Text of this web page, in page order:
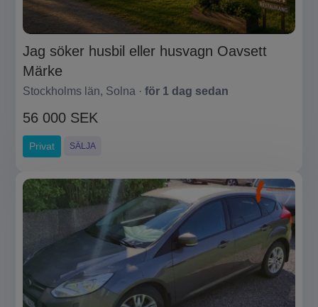
Jag söker husbil eller husvagn Oavsett
Märke
Stockholms län, Solna · för 1 dag sedan
56 000 SEK
Privat SÄLJA